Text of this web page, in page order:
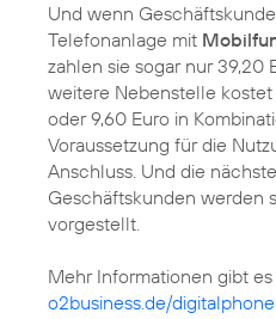
Und wenn
Telefonanlage mit
zahlen sie sogar nur 39,20
weitere Nebenstelle
oder 9,60 Euro in
Voraussetzung für die
Anschluss. Und die
Geschäftskunden werden
vorgestellt.
Mehr Informationen gibt
o2business.de/digitalphone